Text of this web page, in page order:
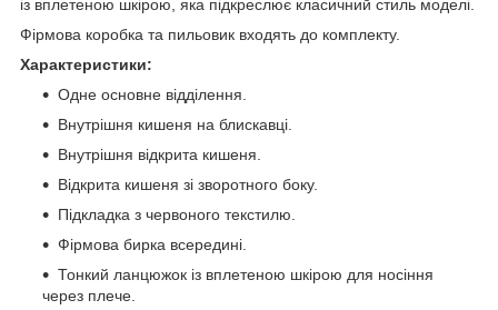
із вплетеною шкірою, яка підкреслює класичний стиль моделі.
Фірмова коробка та пильовик входять до комплекту.
Характеристики:
Одне основне відділення.
Внутрішня кишеня на блискавці.
Внутрішня відкрита кишеня.
Відкрита кишеня зі зворотного боку.
Підкладка з червоного текстилю.
Фірмова бирка всередині.
Тонкий ланцюжок із вплетеною шкірою для носіння
через плече.